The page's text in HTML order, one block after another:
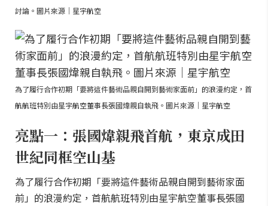
討論。圖片來源｜星宇航空
為了履行合作初期「要將這件藝術品親自開到藝術家面前」的浪漫約定，首
航航班特別由星宇航空董事長張國煒親自執飛。圖片來源｜星宇航空
亮點一：張國煒親飛首航，東京成田
世紀同框空山基
為了履行合作初期「要將這件藝術品親自開到藝術家面
前」的浪漫約定，首航航班特別由星宇航空董事長張國